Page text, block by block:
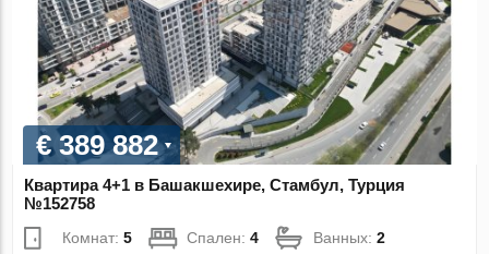
€ 389 882
Квартира 4+1 в Башакшехире, Стамбул, Турция
№152758
Комнат:5 Спален:4 Ванных:2